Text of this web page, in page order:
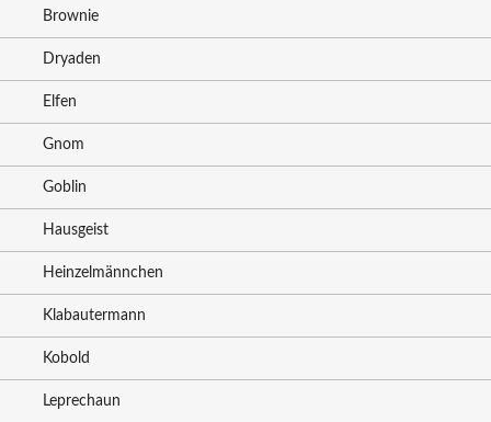
Brownie
Dryaden
Elfen
Gnom
Goblin
Hausgeist
Heinzelmännchen
Klabautermann
Kobold
Leprechaun